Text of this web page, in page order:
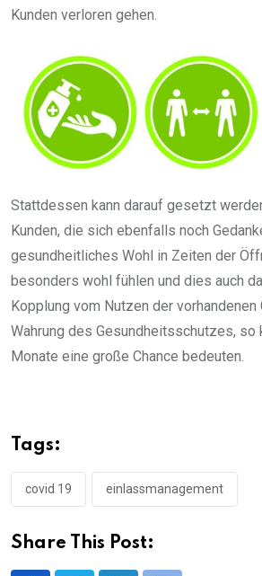
Kunden verloren gehen.
Stattdessen kann darauf gesetzt
Kunden, die sich ebenfalls noch
gesundheitliches Wohl in Zeiten der
besonders wohl fühlen und dies auch
Kopplung vom Nutzen der vorhandenen
Wahrung des Gesundheitsschutzes, so
Monate eine große Chance bedeuten.
Tags:
covid 19 einlassmanagement
Share This Post: